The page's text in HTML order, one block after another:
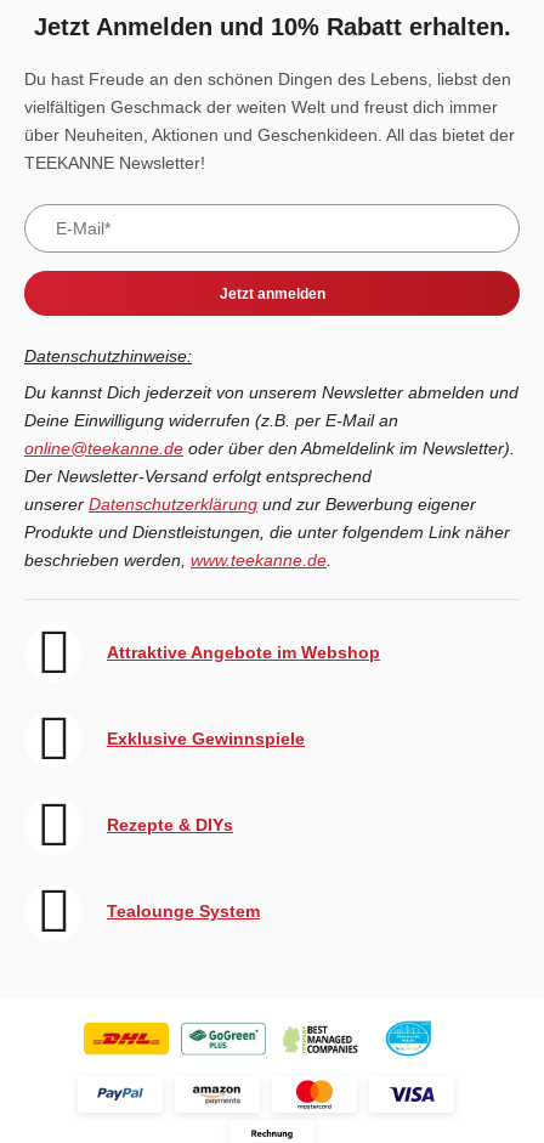
Jetzt Anmelden und 10% Rabatt erhalten.
Du hast Freude an den schönen Dingen des Lebens, liebst den
vielfältigen Geschmack der weiten Welt und freust dich immer
über Neuheiten, Aktionen und Geschenkideen. All das bietet der
TEEKANNE Newsletter!
Jetzt anmelden
Datenschutzhinweise:
Du kannst Dich jederzeit von unserem Newsletter abmelden und
Deine Einwilligung widerrufen (z.B. per E-Mail an
online@teekanne.de oder über den Abmeldelink im Newsletter).
Der Newsletter-Versand erfolgt entsprechend
unserer Datenschutzerklärung und zur Bewerbung eigener
Produkte und Dienstleistungen, die unter folgendem Link näher
beschrieben werden, www.teekanne.de
Attraktive Angebote im Webshop
Exklusive Gewinnspiele
Rezepte & DIYs
Tealounge System